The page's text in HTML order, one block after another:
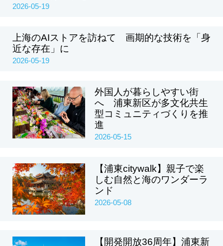
2026-05-19
上海のAIストアを訪ねて 画期的な技術を「身
近な存在」に
2026-05-19
外国人が暮らしやすい街
へ 浦東新区が多文化共生
型コミュニティづくりを推
進
2026-05-15
【浦東citywalk】親子で楽
しむ自然と海のワンダーラ
ンド
2026-05-08
【開発開放36周年】浦東新